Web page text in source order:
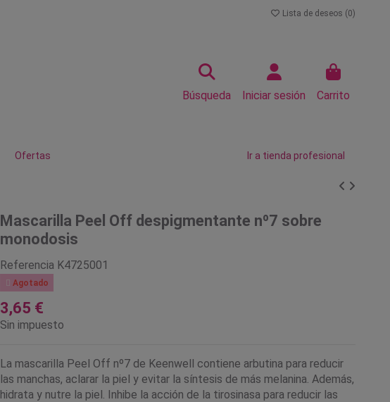
Lista de deseos (0)
Búsqueda Iniciar sesión Carrito
Ofertas Ir a tienda profesional
Mascarilla Peel Off despigmentante nº7 sobre
monodosis
Referencia K4725001
Agotado
3,65 €
Sin impuesto
La mascarilla Peel Off nº7 de Keenwell contiene arbutina para reducir
las manchas, aclarar la piel y evitar la síntesis de más melanina. Además,
hidrata y nutre la piel. Inhibe la acción de la tirosinasa para reducir las